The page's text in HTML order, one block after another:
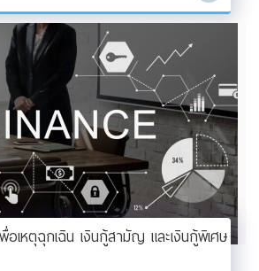
เหตุฉุกเฉิน เงินกู้สามัญ และเงินกู้พิเศษ